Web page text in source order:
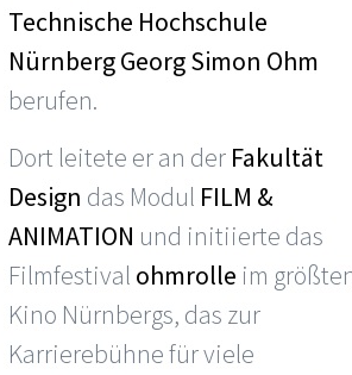
Technische Hochschule
Nürnberg Georg Simon Ohm
berufen.
Dort leitete er an der Fakultät
Design das Modul FILM &
ANIMATION und initiierte das
Filmfestival ohmrolle im
Kino Nürnbergs, das zur
Karrierebühne für viele